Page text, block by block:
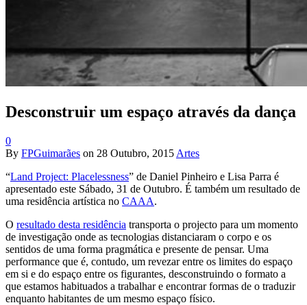
Desconstruir um espaço através da dança
0
By FPGuimarães on 28 Outubro, 2015 Artes
“Land Project: Placelessness” de Daniel Pinheiro e Lisa Parra é
apresentado este Sábado, 31 de Outubro. É também um resultado de
uma residência artística no CAAA.
O resultado desta residência transporta o projecto para um momento
de investigação onde as tecnologias distanciaram o corpo e os
sentidos de uma forma pragmática e presente de pensar. Uma
performance que é, contudo, um revezar entre os limites do espaço
em si e do espaço entre os figurantes, desconstruindo o formato a
que estamos habituados a trabalhar e encontrar formas de o traduzir
enquanto habitantes de um mesmo espaço físico.